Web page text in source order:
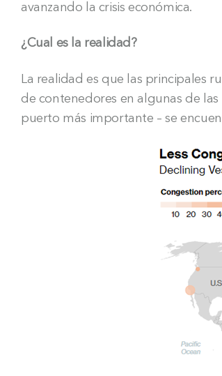
avanzando la crisis económica.
¿Cual es la realidad?
La realidad es que las principales
de contenedores en algunas de
puerto más importante – se